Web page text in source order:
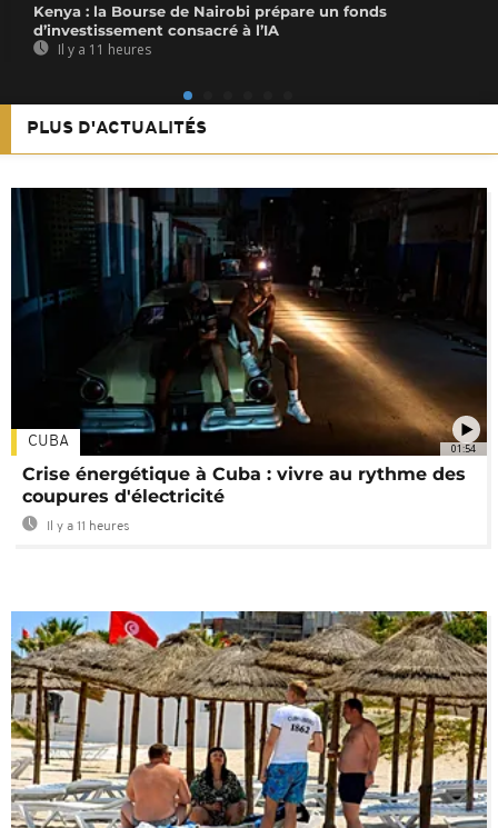
Kenya : la Bourse de Nairobi prépare un fonds
d’investissement consacré à l’IA
Il y a 11 heures
PLUS D'ACTUALITÉS
01:54
CUBA
Crise énergétique à Cuba : vivre au rythme des
coupures d'électricité
Il y a 11 heures